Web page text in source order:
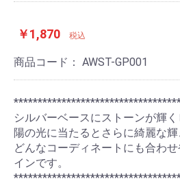
￥1,870 税込
商品コード： AWST-GP001
シルバーベースにストーンが輝
陽の光に当たるとさらに綺麗な
どんなコーディネートにも合わ
インです。